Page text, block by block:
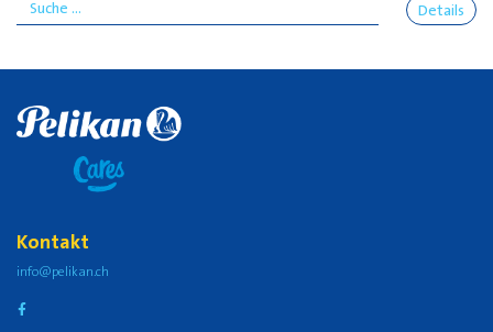
Details
Kontakt
info@pelikan.ch